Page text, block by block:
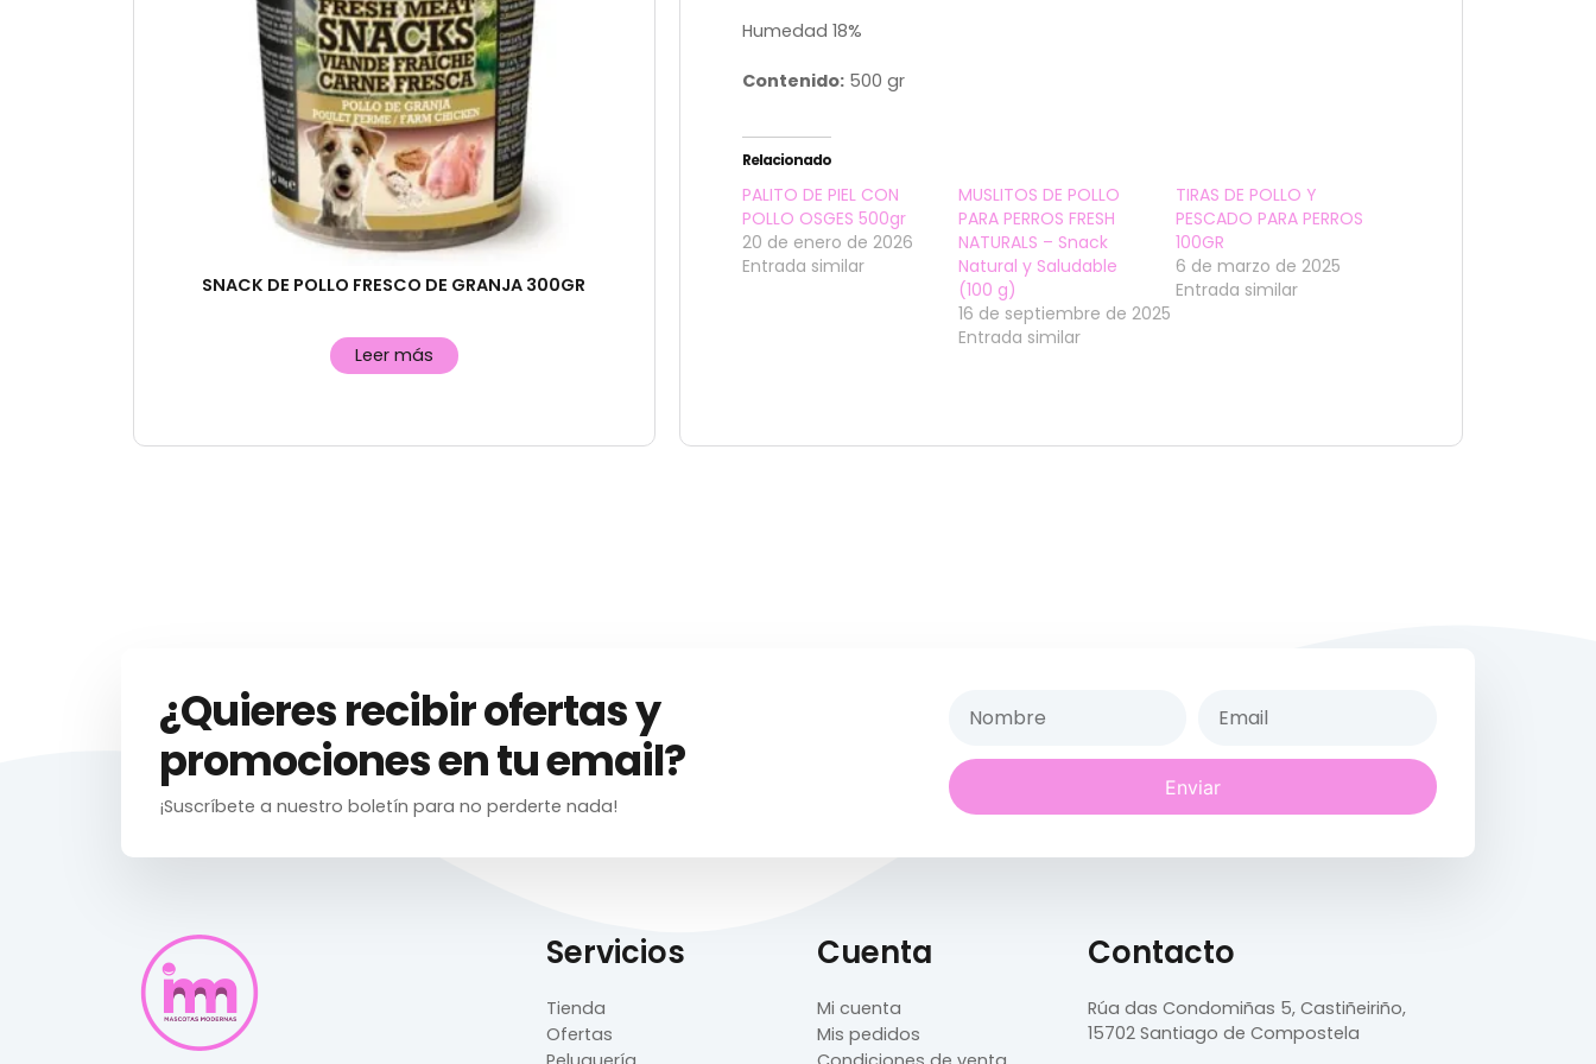
SNACK DE POLLO FRESCO DE GRANJA 300GR
Leer más
Humedad 18%
Contenido:500 gr
Relacionado
PALITO DE PIEL CON
POLLO OSGES 500gr
20 de enero de 2026
Entrada similar
MUSLITOS DE POLLO
PARA PERROS FRESH
NATURALS – Snack
Natural y Saludable
(100 g)
16 de septiembre de 2025
Entrada similar
TIRAS DE POLLO Y
PESCADO PARA PERROS
100GR
6 de marzo de 2025
Entrada similar
¿Quieres recibir ofertas y
promociones en tu email?
¡Suscríbete a nuestro boletín para no perderte nada!
Enviar
Servicios
Tienda
Ofertas
Cuenta
Mi cuenta
Mis pedidos
Contacto
Rúa das Condomiñas 5, Castiñeiriño,
15702 Santiago de Compostela